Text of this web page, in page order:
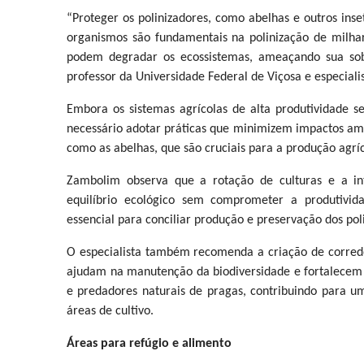
“Proteger os polinizadores, como abelhas e outros
organismos são fundamentais na polinização de
podem degradar os ecossistemas, ameaçando sua
professor da Universidade Federal de Viçosa e
Embora os sistemas agrícolas de alta produtividade
necessário adotar práticas que minimizem impactos
como as abelhas, que são cruciais para a produção
Zambolim observa que a rotação de culturas e a
equilíbrio ecológico sem comprometer a
essencial para conciliar produção e preservação dos
O especialista também recomenda a criação de
ajudam na manutenção da biodiversidade e
e predadores naturais de pragas, contribuindo para
áreas de cultivo.
Áreas para refúgio e alimento